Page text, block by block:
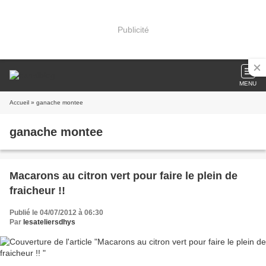
Publicité
MENU
Accueil » ganache montee
ganache montee
Macarons au citron vert pour faire le plein de
fraicheur !!
Publié le 04/07/2012 à 06:30
Par lesateliersdhys